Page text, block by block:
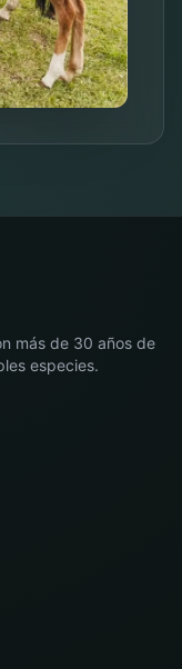
más de 30 años de
especies.